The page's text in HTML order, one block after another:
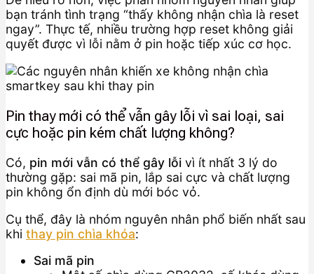
bạn tránh tình trạng “thấy không nhận chìa là reset
ngay”. Thực tế, nhiều trường hợp reset không giải
quyết được vì lỗi nằm ở pin hoặc tiếp xúc cơ học.
Pin thay mới có thể vẫn gây lỗi vì sai loại, sai
cực hoặc pin kém chất lượng không?
Có, pin mới vẫn có thể gây lỗi vì ít nhất 3 lý do
thường gặp: sai mã pin, lắp sai cực và chất lượng
pin không ổn định dù mới bóc vỏ.
Cụ thể, đây là nhóm nguyên nhân phổ biến nhất sau
khi thay pin chìa khóa:
Sai mã pin